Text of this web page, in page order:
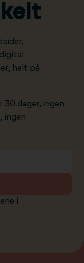
helt på
30 dager, ingen
ingen
i